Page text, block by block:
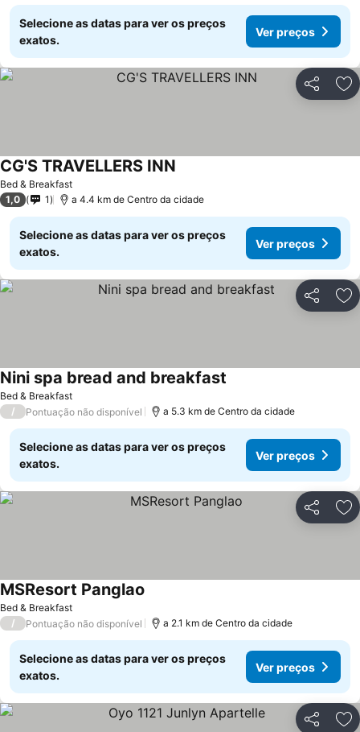
Selecione as datas para ver os preços
exatos.
Ver preços
Partilhar
Bed & Breakfast
CG'S TRAVELLERS INN
1,0 1 a 4.4 km de Centro da cidade
Selecione as datas para ver os preços
exatos.
Ver preços
Partilhar
Bed & Breakfast
Nini spa bread and breakfast
/ Pontuação não disponível a 5.3 km de Centro da cidade
Selecione as datas para ver os preços
exatos.
Ver preços
Partilhar
Bed & Breakfast
MSResort Panglao
/ Pontuação não disponível a 2.1 km de Centro da cidade
Selecione as datas para ver os preços
exatos.
Ver preços
Partilhar